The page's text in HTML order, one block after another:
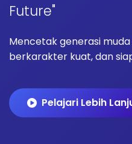
Future"
Mencetak generasi
berkarakter kuat, dan
Pelajari Lebih